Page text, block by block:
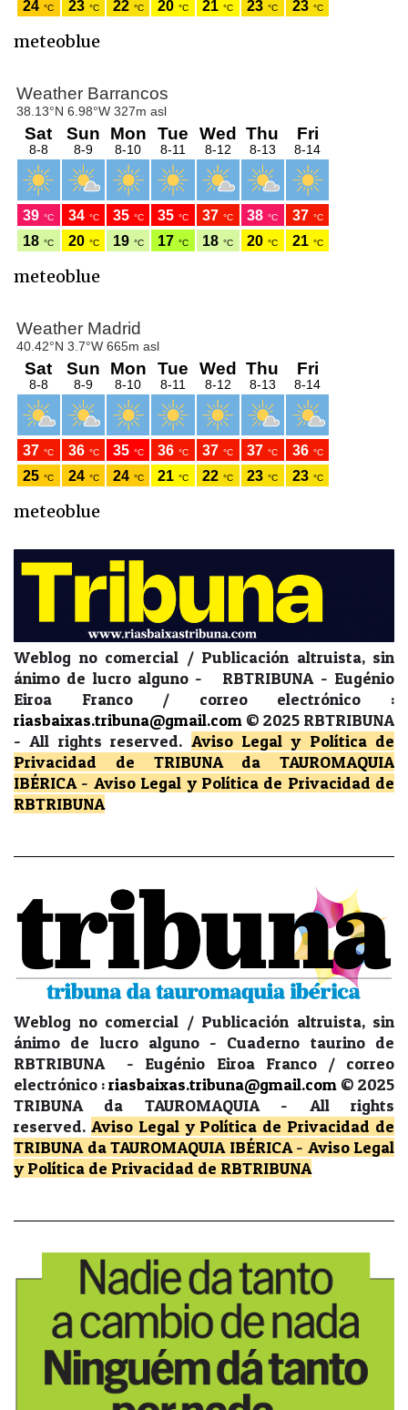
meteoblue
meteoblue
meteoblue
Weblog no comercial / Publicación altruista, sin
ánimo de lucro alguno - RBTRIBUNA - Eugénio
Eiroa Franco / correo electrónico :
riasbaixas.tribuna@gmail.com © 2025 RBTRIBUNA
-All rights reserved. Aviso Legal y Política de
Privacidad
de TRIBUNA da TAUROMAQUIA
IBÉRICA- Aviso Legal y Política de Privacidad de
RBTRIBUNA
Weblog no comercial / Publicación altruista, sin
ánimo de lucro alguno - Cuaderno taurino de
RBTRIBUNA - Eugénio Eiroa Franco / correo
electrónico :riasbaixas.tribuna@gmail.com © 2025
TRIBUNA da TAUROMAQUIA - All rights
reserved. Aviso Legal y Política de Privacidad de
TRIBUNA da TAUROMAQUIA IBÉRICA- Aviso Legal
y Política de Privacidad de RBTRIBUNA